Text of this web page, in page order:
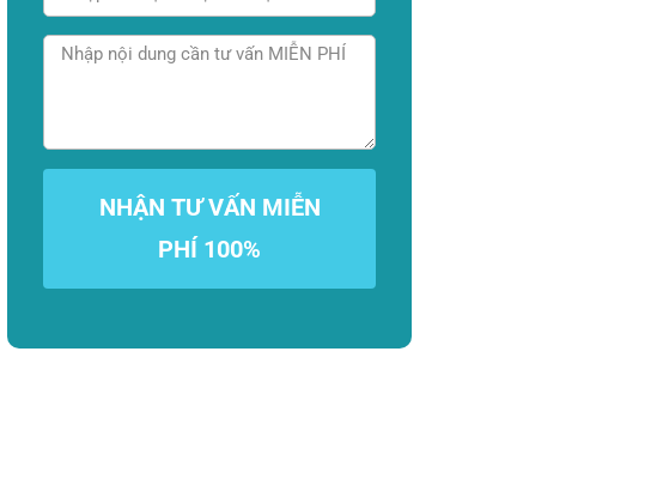
NHẬN TƯ VẤN MIỄN
PHÍ 100%